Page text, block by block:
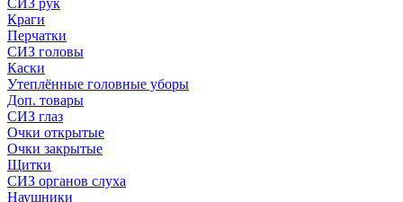
СИЗ рук
Краги
Перчатки
СИЗ головы
Каски
Утеплённые головные уборы
Доп. товары
СИЗ глаз
Очки открытые
Очки закрытые
Щитки
СИЗ органов слуха
Наушники